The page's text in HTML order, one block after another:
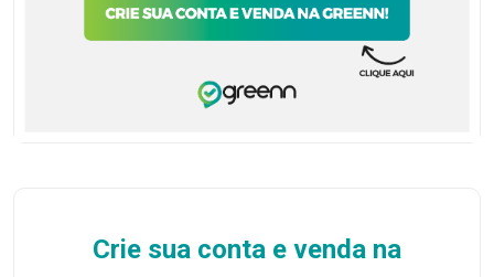
Crie sua conta e venda na